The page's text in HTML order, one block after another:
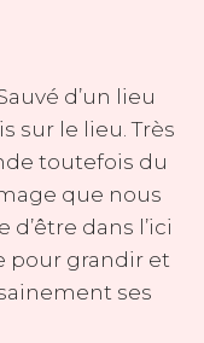
d’un lieu
sur le lieu. Très
toutefois du
que nous
dans l’ici
pour grandir et
ses